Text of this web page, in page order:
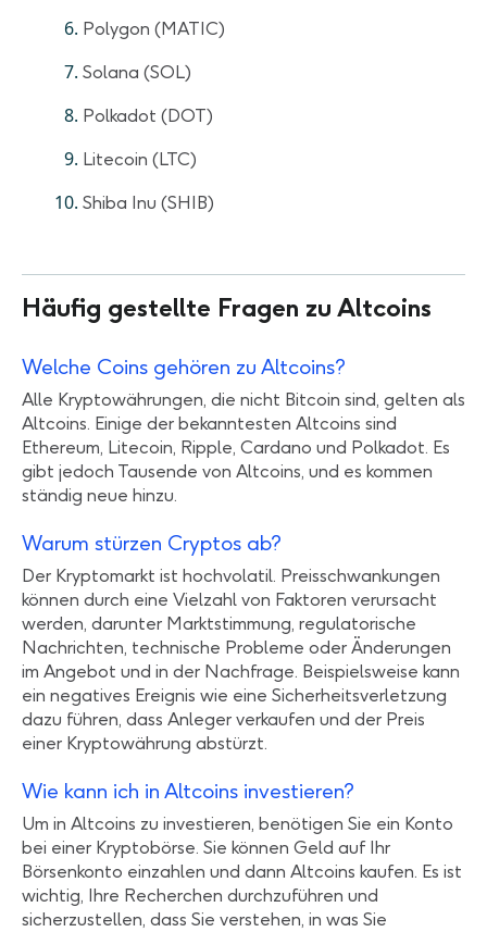
Polygon (MATIC)
Solana (SOL)
Polkadot (DOT)
Litecoin (LTC)
Shiba Inu (SHIB)
Häufig gestellte Fragen zu Altcoins
Welche Coins gehören zu Altcoins?
Alle Kryptowährungen, die nicht Bitcoin sind, gelten als
Altcoins. Einige der bekanntesten Altcoins sind
Ethereum, Litecoin, Ripple, Cardano und Polkadot. Es
gibt jedoch Tausende von Altcoins, und es kommen
ständig neue hinzu.
Warum stürzen Cryptos ab?
Der Kryptomarkt ist hochvolatil. Preisschwankungen
können durch eine Vielzahl von Faktoren verursacht
werden, darunter Marktstimmung, regulatorische
Nachrichten, technische Probleme oder Änderungen
im Angebot und in der Nachfrage. Beispielsweise kann
ein negatives Ereignis wie eine Sicherheitsverletzung
dazu führen, dass Anleger verkaufen und der Preis
einer Kryptowährung abstürzt.
Wie kann ich in Altcoins investieren?
Um in Altcoins zu investieren, benötigen Sie ein Konto
bei einer Kryptobörse. Sie können Geld auf Ihr
Börsenkonto einzahlen und dann Altcoins kaufen. Es ist
wichtig, Ihre Recherchen durchzuführen und
sicherzustellen, dass Sie verstehen, in was Sie